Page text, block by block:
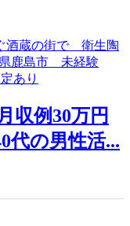
収例30万円
代の男性活...